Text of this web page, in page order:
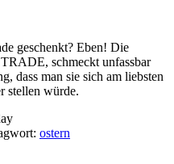
geschenkt? Eben! Die
schmeckt unfassbar
dass man sie sich am liebsten
stellen würde.
ostern